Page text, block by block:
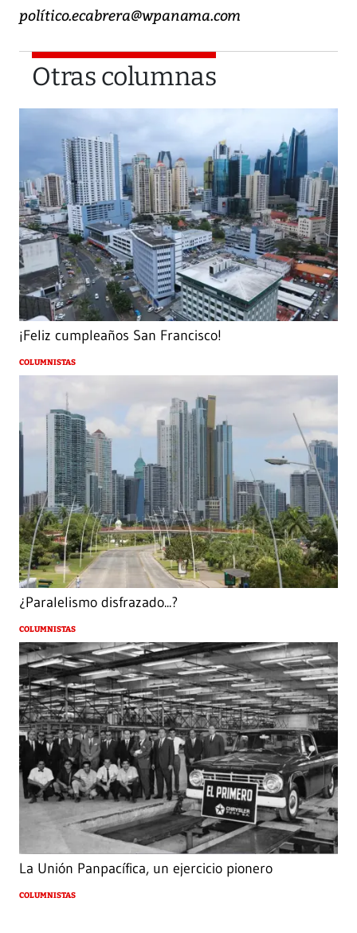
político.ecabrera@wpanama.com
Otras columnas
¡Feliz cumpleaños San Francisco!
COLUMNISTAS
¿Paralelismo disfrazado...?
COLUMNISTAS
La Unión Panpacífica, un ejercicio pionero
COLUMNISTAS